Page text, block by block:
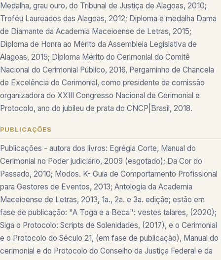
Medalha, grau ouro, do Tribunal de Justiça de Alagoas, 2010;
Troféu Laureados das Alagoas, 2012; Diploma e medalha Dama
de Diamante da Academia Maceioense de Letras, 2015;
Diploma de Honra ao Mérito da Assembleia Legislativa de
Alagoas, 2015; Diploma Mérito do Cerimonial do Comitê
Nacional do Cerimonial Público, 2016, Pergaminho de Chancela
de Excelência do Cerimonial, como presidente da comissão
organizadora do XXIII Congresso Nacional de Cerimonial e
Protocolo, ano do jubileu de prata do CNCP|Brasil, 2018.
PUBLICAÇÕES
Publicações - autora dos livros: Egrégia Corte, Manual do
Cerimonial no Poder judiciário, 2009 (esgotado); Da Cor do
Passado, 2010; Modos. K- Guia de Comportamento Profissional
para Gestores de Eventos, 2013; Antologia da Academia
Maceioense de Letras, 2013, 1a., 2a. e 3a. edição; estão em
fase de publicação: "A Toga e a Beca": vestes talares, (2020);
Siga o Protocolo: Scripts de Solenidades, (2017), e o Cerimonial
e o Protocolo do Século 21, (em fase de publicação), Manual do
cerimonial e do Protocolo do Conselho da Justiça Federal e da